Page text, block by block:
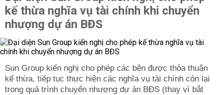
kế thừa nghĩa vụ tài chính khi chuyển
nhượng dự án BĐS
Sun Group kiến nghị cho phép các bên được thỏa thuận
kế thừa, tiếp tục thực hiện các nghĩa vụ tài chính còn lại
trong quá trình chuyển nhượng dự án BĐS (thay vì bắt